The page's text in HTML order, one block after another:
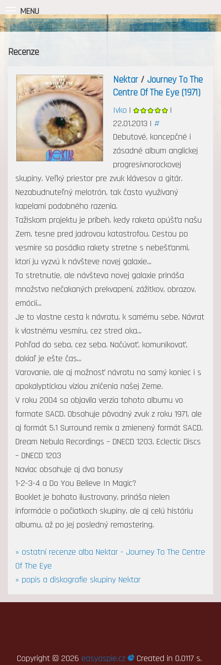
MENU
Recenze
Nektar/ Journey To The
Centre Of The Eye (1971)
Ivko |
|
22.01.2013 | #
Debutové, koncepčné i
zásadné album anglickej
progresívnorockovej
skupiny. Veľký priestor pre zvuk klávesov a gitár.
Nezabudnuteľný melotrón, tak často využívaný
kapelami podobného razenia.
Tažiskom projektu je príbeh, kedy raketa opúšťa našu
Zem, tesne pred jadrovou katastrofou. Cestou po
vesmíre sa posádka rakety stretne s nebešťanmi,
ktorí ju vyzvú k návšteve novej galaxie...
To stretnutie, ale návšteva novej galaxie prináša
množstvo nečakaných prekvapení, zážitkov, obrazov,
emócií...
Je to vlastne cesta k návratu, k samému sebe. Návrat
k vlastnému vesmíru, cez stred oka...
Pohľad do seba, cez seba. Načúvať, komunikovať,
dokiaľ je ešte čas...
Varovanie, ale aj možnosť návratu na samý koniec i s
apokalyptickou víziou zničenia našej Zeme.
V roku 2004 sa objavila verzia tohoto albumu vo
formate SACD. Obsahuje pôvodný zvuk z roku 1971, ale
aj formát 5.1 Surround remix a zmienený formát SACD.
Dream Nebula Recordings ‎– DNECD 1203, Eclectic Discs
‎– DNECD 1203
Naviac obsahuje aj dva bonusy
1-2-3-4 a Do You Believe In Magic?
Booklet je bohato ilustrovany, prináša nielen
informácie o počiatkoch skupiny, ale aj celú históriu
albumu, až po jej posledný remastering.
» ostatní recenze alba Nektar - Journey To The Centre
Of The Eye
» popis a diskografie skupiny Nektar
Copyright © 2026 easyaspie.cz Created in 0.0117 s.